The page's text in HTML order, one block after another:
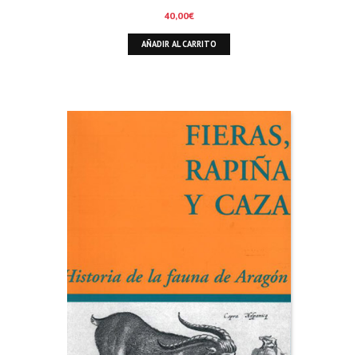
40,00€
AÑADIR AL CARRITO